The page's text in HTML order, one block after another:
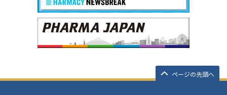
ページの先頭へ